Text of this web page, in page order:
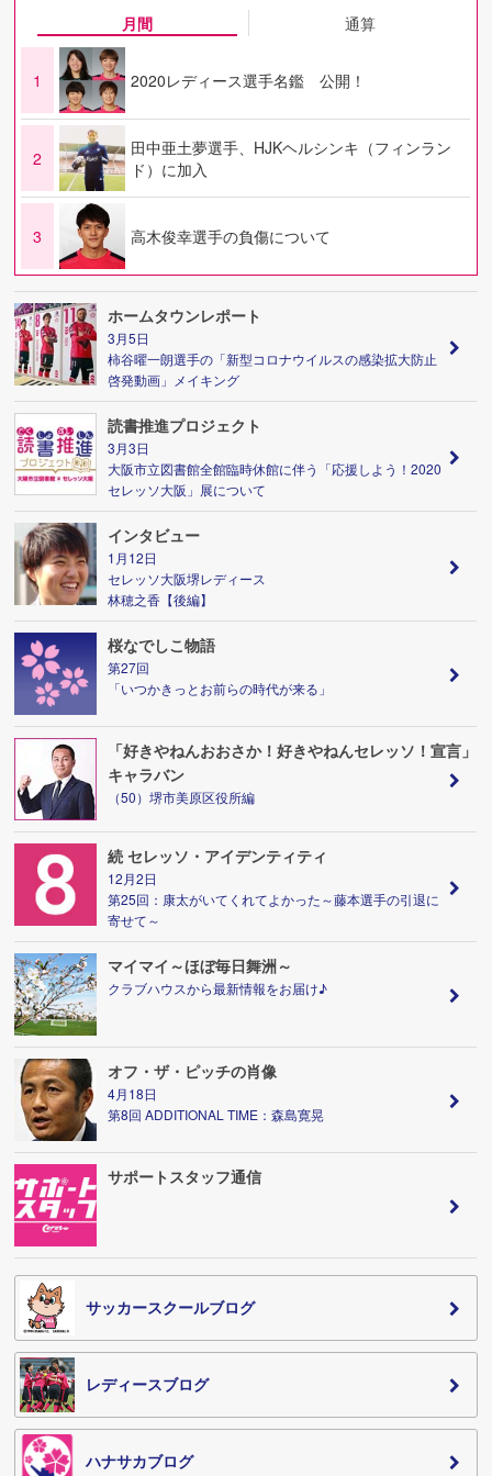
月間 通算
1 2020レディース選手名鑑 公開！
2
田中亜土夢選手、HJKヘルシンキ（フィンラン
ド）に加入
3 高木俊幸選手の負傷について
ホームタウンレポート
3月5日
柿谷曜一朗選手の「新型コロナウイルスの感染拡大防止
啓発動画」メイキング
読書推進プロジェクト
3月3日
大阪市立図書館全館臨時休館に伴う「応援しよう！2020
セレッソ大阪」展について
インタビュー
1月12日
セレッソ大阪堺レディース
林穂之香【後編】
桜なでしこ物語
第27回
「いつかきっとお前らの時代が来る」
「好きやねんおおさか！好きやねんセレッソ！宣言」
キャラバン
（50）堺市美原区役所編
続 セレッソ・アイデンティティ
12月2日
第25回：康太がいてくれてよかった～藤本選手の引退に
寄せて～
マイマイ～ほぼ毎日舞洲～
クラブハウスから最新情報をお届け♪
オフ・ザ・ピッチの肖像
4月18日
第8回 ADDITIONAL TIME：森島寛晃
サポートスタッフ通信
サッカースクールブログ
レディースブログ
ハナサカブログ